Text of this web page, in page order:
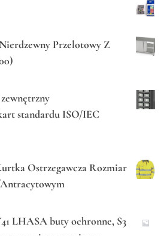
Przelotowy Z
standardu ISO/IEC
Ostrzegawcza Rozmiar
LHASA buty ochronne, S3